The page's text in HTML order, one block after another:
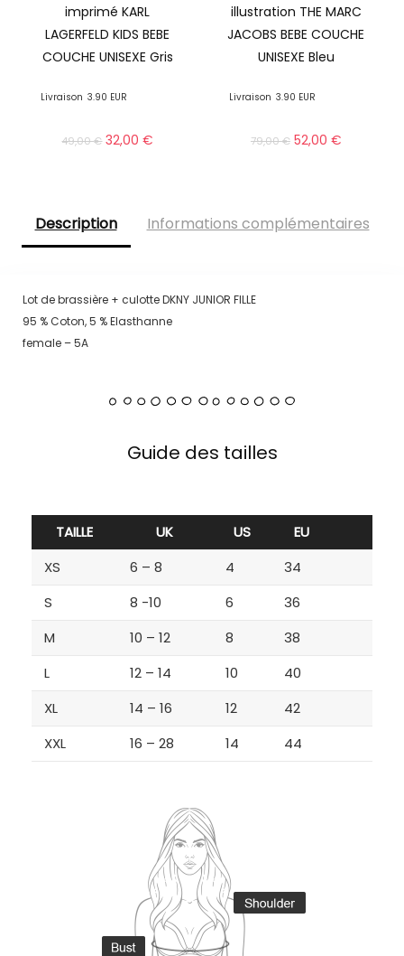
imprimé KARL
LAGERFELD KIDS BEBE
COUCHE UNISEXE Gris
Livraison 3.90 EUR
49,00€ 32,00€
illustration THE MARC
JACOBS BEBE COUCHE
UNISEXE Bleu
Livraison 3.90 EUR
79,00€ 52,00 €
Description Informations complémentaires
Lot de brassière + culotte DKNY JUNIOR FILLE
95 % Coton, 5 % Elasthanne
female – 5A
Guide des tailles
TAILLE UK US
EU
XS
6 – 8 4
34
S
8 -10 6
36
M
10 – 12 8
38
L
12 – 14 10
40
XL
14 – 16 12
42
XXL
16 – 28 14 44